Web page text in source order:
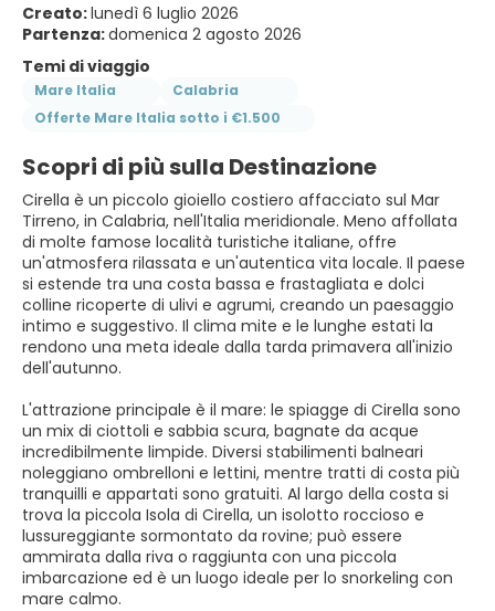
Creato:lunedì 6 luglio 2026
Partenza:domenica 2 agosto 2026
Temi di viaggio
Mare Italia
Calabria
Offerte Mare Italia sotto i €1.500
Scopri di più sulla Destinazione
Cirella è un piccolo gioiello costiero affacciato sul Mar
Tirreno, in Calabria, nell'Italia meridionale. Meno affollata
di molte famose località turistiche italiane, offre
un'atmosfera rilassata e un'autentica vita locale. Il paese
si estende tra una costa bassa e frastagliata e dolci
colline ricoperte di ulivi e agrumi, creando un paesaggio
intimo e suggestivo. Il clima mite e le lunghe estati la
rendono una meta ideale dalla tarda primavera all'inizio
dell'autunno.
L'attrazione principale è il mare: le spiagge di Cirella sono
un mix di ciottoli e sabbia scura, bagnate da acque
incredibilmente limpide. Diversi stabilimenti balneari
noleggiano ombrelloni e lettini, mentre tratti di costa più
tranquilli e appartati sono gratuiti. Al largo della costa si
trova la piccola Isola di Cirella, un isolotto roccioso e
lussureggiante sormontato da rovine; può essere
ammirata dalla riva o raggiunta con una piccola
imbarcazione ed è un luogo ideale per lo snorkeling con
mare calmo.